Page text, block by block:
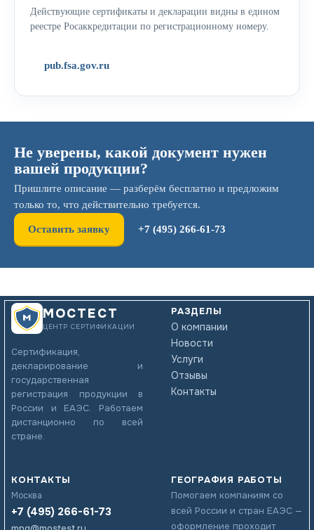
Действующие сертификаты и декларации видны в едином
реестре Росаккредитации по регистрационному номеру.
pub.fsa.gov.ru
Не уверены, какой документ нужен
вашей продукции?
Пришлите описание — разберём бесплатно и предложим
только то, что действительно требуется.
Оставить заявку +7 (495) 266-61-73
МОСТЕСТ
ЦЕНТР СЕРТИФИКАЦИИ
Сертификация,
декларирование и
государственная
регистрация продукции в
России и ЕАЭС. Работаем
дистанционно по всей
стране.
РАЗДЕЛЫ
О компании
Новости
Услуги
Отзывы
Контакты
КОНТАКТЫ
Москва
+7 (495) 266-61-73
ГЕОГРАФИЯ РАБОТЫ
Помогаем компаниям со
всей России и стран ЕАЭС —
оформление проходит